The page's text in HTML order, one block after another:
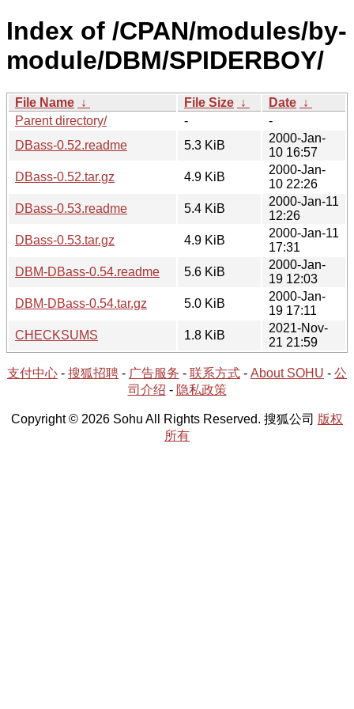
Index of /CPAN/modules/by-
module/DBM/SPIDERBOY/
File Name ↓ File Size ↓ Date ↓
Parent directory/
-
-
DBass-0.52.readme
5.3 KiB
2000-Jan-
10 16:57
DBass-0.52.tar.gz
4.9 KiB
2000-Jan-
10 22:26
DBass-0.53.readme
5.4 KiB
2000-Jan-11
12:26
DBass-0.53.tar.gz
4.9 KiB
2000-Jan-11
17:31
DBM-DBass-0.54.readme
5.6 KiB
2000-Jan-
19 12:03
DBM-DBass-0.54.tar.gz
5.0 KiB
2000-Jan-
19 17:11
CHECKSUMS
1.8 KiB
2021-Nov-
21 21:59
支付中心 - 搜狐招聘 - 广告服务 - 联系方式 - About SOHU - 公
司介绍 - 隐私政策
Copyright © 2026 Sohu All Rights Reserved. 搜狐公司 版权
所有